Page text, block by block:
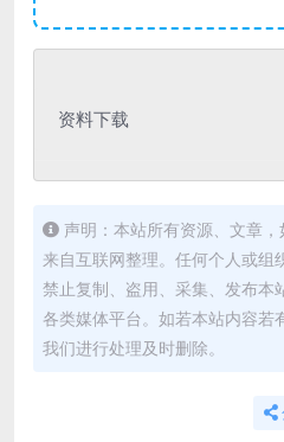
资料下载
声明：本站所有资源、文章
来自互联网整理。任何个人或组
禁止复制、盗用、采集、发布本
各类媒体平台。如若本站内容若
我们进行处理及时删除。